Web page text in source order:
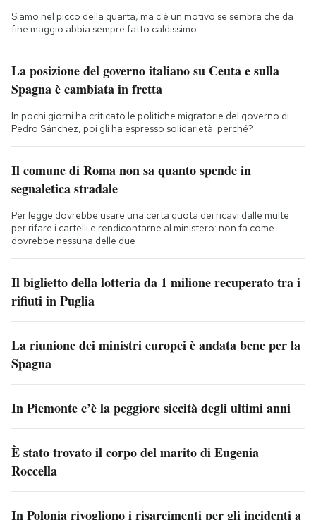
Siamo nel picco della quarta, ma c'è un motivo se sembra che da
fine maggio abbia sempre fatto caldissimo
La posizione del governo italiano su Ceuta e sulla
Spagna è cambiata in fretta
In pochi giorni ha criticato le politiche migratorie del governo di
Pedro Sánchez, poi gli ha espresso solidarietà: perché?
Il comune di Roma non sa quanto spende in
segnaletica stradale
Per legge dovrebbe usare una certa quota dei ricavi dalle multe
per rifare i cartelli e rendicontarne al ministero: non fa come
dovrebbe nessuna delle due
Il biglietto della lotteria da 1 milione recuperato tra i
rifiuti in Puglia
La riunione dei ministri europei è andata bene per la
Spagna
In Piemonte c’è la peggiore siccità degli ultimi anni
È stato trovato il corpo del marito di Eugenia
Roccella
In Polonia rivogliono i risarcimenti per gli incidenti a